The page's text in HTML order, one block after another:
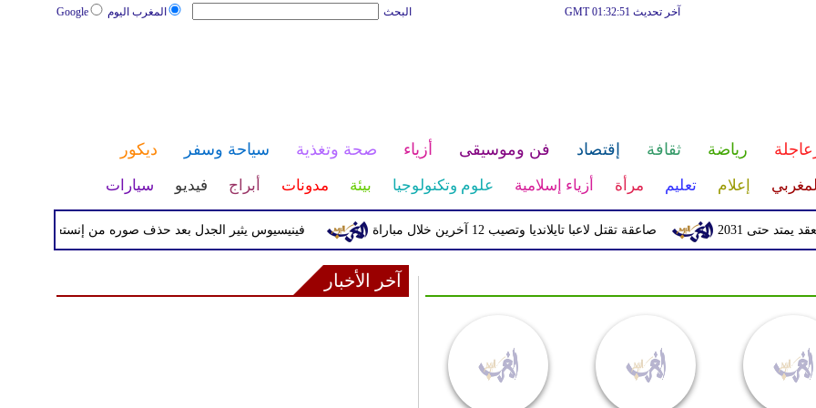
المغرب اليوم Google البحث آخر تحديث GMT 01:32:51
رياضة ثقافة إقتصاد فن وموسيقى أزياء صحة وتغذية سياحة وسفر ديكور
إعلام تعليم مرأة أزياء إسلامية علوم وتكنولوجيا بيئة مدونات أبراج فيديو سيارات
فينيسيوس يثير الجدل بعد حذف صوره من إنستغرام صاعقة تقتل لاعبا تايلانديا وتصيب 12 آخرين خلال مباراة 2031
آخر الأخبار